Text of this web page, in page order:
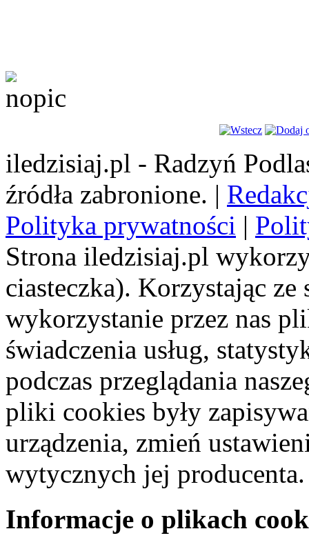
iledzisiaj.pl - Radzyń
źródła zabronione. |
Polityka prywatności |
Strona iledzisiaj.pl
ciasteczka). Korzystając
wykorzystanie przez nas
świadczenia usług,
podczas przeglądania
pliki cookies były
urządzenia, zmień
wytycznych jej producenta.
Informacje o plikach